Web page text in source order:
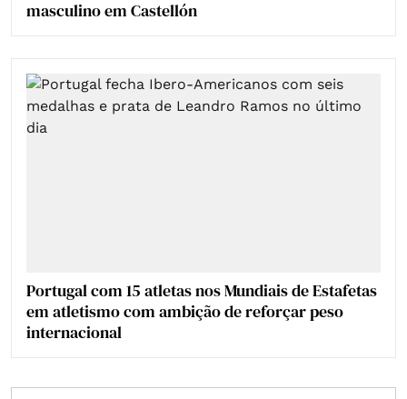
masculino em Castellón
Portugal com 15 atletas nos Mundiais de Estafetas
em atletismo com ambição de reforçar peso
internacional